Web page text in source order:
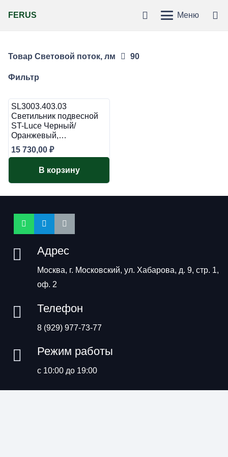
FERUS Меню
Товар Световой поток, лм 90
Фильтр
SL3003.403.03
Светильник подвесной
ST-Luce Черный/
Оранжевый,…
15 730,00 ₽
В корзину
Адрес
Москва, г. Московский, ул. Хабарова, д. 9, стр. 1,
оф. 2
Телефон
8 (929) 977-73-77
Режим работы
с 10:00 до 19:00